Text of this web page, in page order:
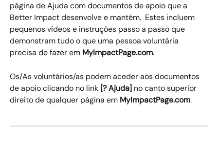
página de Ajuda com documentos de apoio que a
Better Impact desenvolve e mantém.  Estes incluem
pequenos vídeos e instruções passo a passo que
demonstram tudo o que uma pessoa voluntária
precisa de fazer em MyImpactPage.com.
Os/As voluntários/as podem aceder aos documentos
de apoio clicando no link [? Ajuda] no canto superior
direito de qualquer página em MyImpactPage.com.